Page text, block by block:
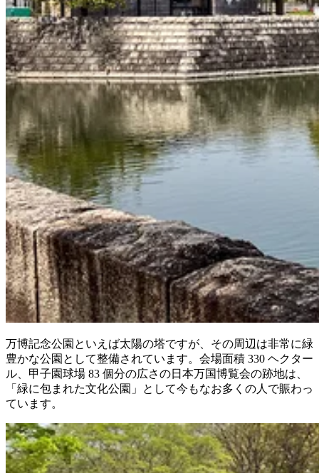
万博記念公園といえば太陽の塔ですが、その周辺は非常に緑
豊かな公園として整備されています。会場面積 330 ヘクター
ル、甲子園球場 83 個分の広さの日本万国博覧会の跡地は、
「緑に包まれた文化公園」として今もなお多くの人で賑わっ
ています。